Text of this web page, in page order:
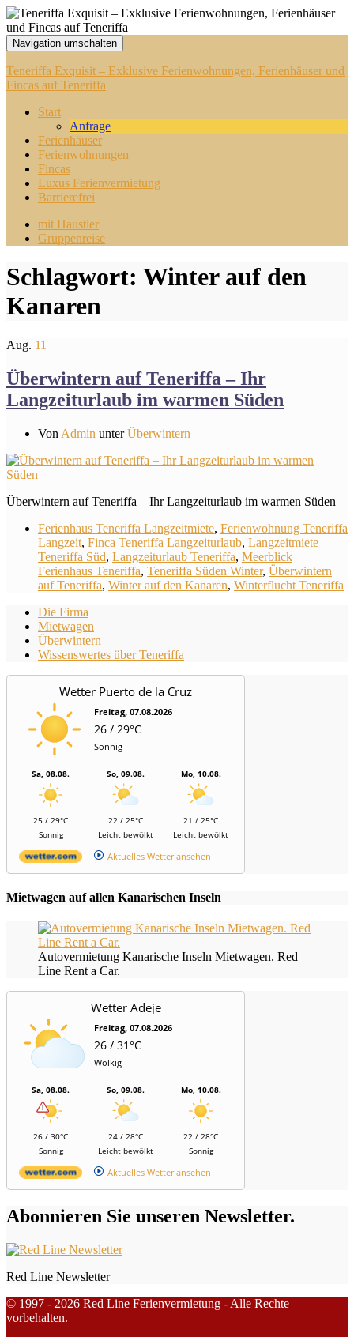
Navigation umschalten
Teneriffa Exquisit – Exklusive Ferienwohnungen, Ferienhäuser und
Fincas auf Teneriffa
Start
Anfrage
Ferienhäuser
Ferienwohnungen
Fincas
Luxus Ferienvermietung
Barrierefrei
mit Haustier
Gruppenreise
Schlagwort: Winter auf den
Kanaren
Aug. 11
Überwintern auf Teneriffa – Ihr
Langzeiturlaub im warmen Süden
Von Admin unterÜberwintern
Überwintern auf Teneriffa – Ihr Langzeiturlaub im warmen Süden
Ferienhaus Teneriffa Langzeitmiete, Ferienwohnung Teneriffa
Langzeit, Finca Teneriffa Langzeiturlaub, Langzeitmiete
Teneriffa Süd, Langzeiturlaub Teneriffa, Meerblick
Ferienhaus Teneriffa, Teneriffa Süden Winter, Überwintern
auf Teneriffa, Winter auf den Kanaren, Winterflucht Teneriffa
Die Firma
Mietwagen
Überwintern
Wissenswertes über Teneriffa
Wetter Puerto de la Cruz
Freitag, 07.08.2026
26 / 29°C
Sonnig
Sa, 08.08.
25 / 29°C
Sonnig
So, 09.08.
22 / 25°C
Leicht bewölkt
Mo, 10.08.
21 / 25°C
Leicht bewölkt
Aktuelles Wetter ansehen
Mietwagen auf allen Kanarischen Inseln
Autovermietung Kanarische Inseln Mietwagen. Red
Line Rent a Car.
Wetter Adeje
Freitag, 07.08.2026
26 / 31°C
Wolkig
Sa, 08.08.
26 / 30°C
Sonnig
So, 09.08.
24 / 28°C
Leicht bewölkt
Mo, 10.08.
22 / 28°C
Sonnig
Aktuelles Wetter ansehen
Abonnieren Sie unseren Newsletter.
Red Line Newsletter
© 1997 - 2026 Red Line Ferienvermietung - Alle Rechte
vorbehalten.